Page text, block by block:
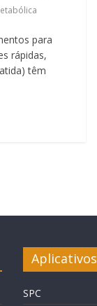
para
rápidas,
têm
Aplicativos
SPC